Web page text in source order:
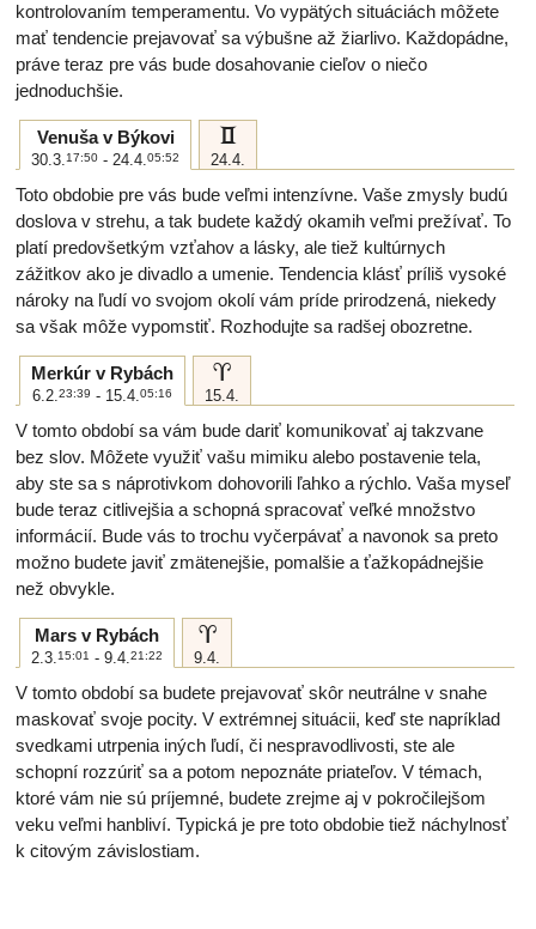
kontrolovaním temperamentu. Vo vypätých situáciách môžete
mať tendencie prejavovať sa výbušne až žiarlivo. Každopádne,
práve teraz pre vás bude dosahovanie cieľov o niečo
jednoduchšie.
Venuša v Býkovi
30.3.17:50 - 24.4.05:52
c
24.4.
Toto obdobie pre vás bude veľmi intenzívne. Vaše zmysly budú
doslova v strehu, a tak budete každý okamih veľmi prežívať. To
platí predovšetkým vzťahov a lásky, ale tiež kultúrnych
zážitkov ako je divadlo a umenie. Tendencia klásť príliš vysoké
nároky na ľudí vo svojom okolí vám príde prirodzená, niekedy
sa však môže vypomstiť. Rozhodujte sa radšej obozretne.
Merkúr v Rybách
6.2.23:39 - 15.4.05:16
a
15.4.
V tomto období sa vám bude dariť komunikovať aj takzvane
bez slov. Môžete využiť vašu mimiku alebo postavenie tela,
aby ste sa s náprotivkom dohovorili ľahko a rýchlo. Vaša myseľ
bude teraz citlivejšia a schopná spracovať veľké množstvo
informácií. Bude vás to trochu vyčerpávať a navonok sa preto
možno budete javiť zmätenejšie, pomalšie a ťažkopádnejšie
než obvykle.
Mars v Rybách
2.3.15:01 - 9.4.21:22
a
9.4.
V tomto období sa budete prejavovať skôr neutrálne v snahe
maskovať svoje pocity. V extrémnej situácii, keď ste napríklad
svedkami utrpenia iných ľudí, či nespravodlivosti, ste ale
schopní rozzúriť sa a potom nepoznáte priateľov. V témach,
ktoré vám nie sú príjemné, budete zrejme aj v pokročilejšom
veku veľmi hanbliví. Typická je pre toto obdobie tiež náchylnosť
k citovým závislostiam.